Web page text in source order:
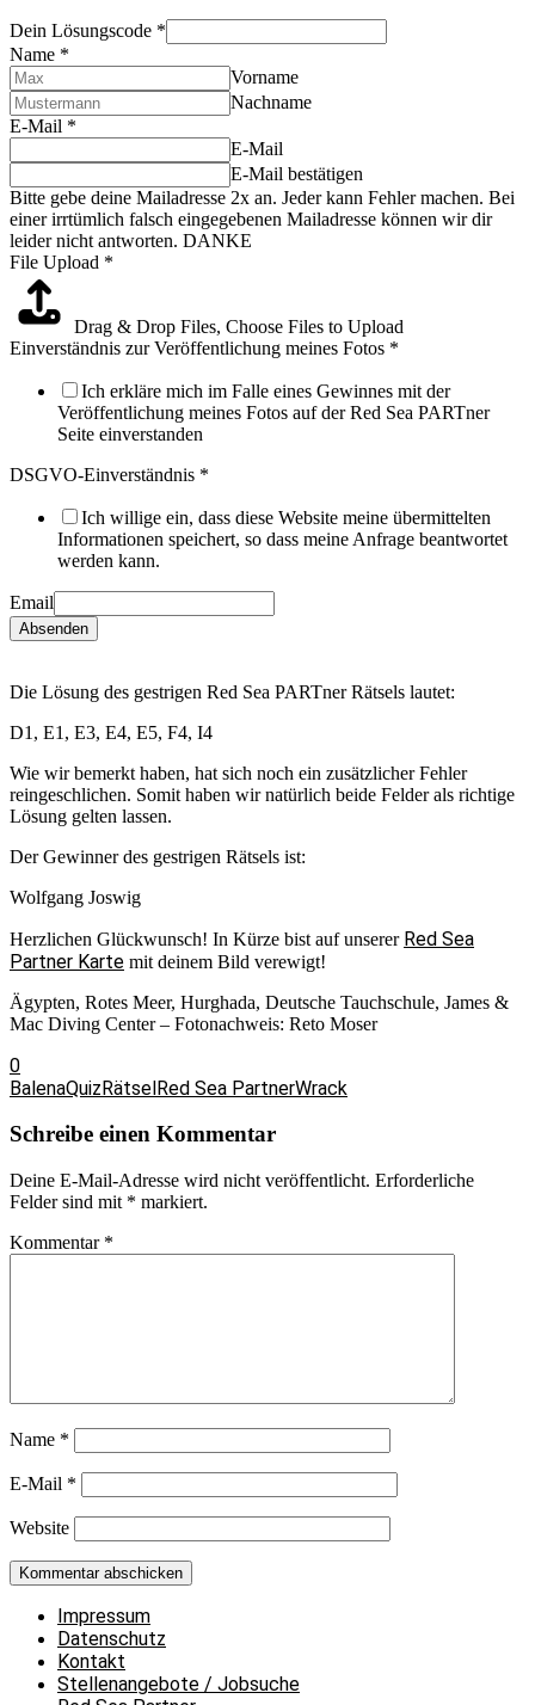
Dein Lösungscode *
Name *
Vorname
Nachname
E-Mail *
E-Mail
E-Mail bestätigen
Bitte gebe deine Mailadresse 2x an. Jeder kann Fehler machen. Bei
einer irrtümlich falsch eingegebenen Mailadresse können wir dir
leider nicht antworten. DANKE
File Upload *
Drag & Drop Files, Choose Files to Upload
Einverständnis zur Veröffentlichung meines Fotos *
Ich erkläre mich im Falle eines Gewinnes mit der
Veröffentlichung meines Fotos auf der Red Sea PARTner
Seite einverstanden
DSGVO-Einverständnis *
Ich willige ein, dass diese Website meine übermittelten
Informationen speichert, so dass meine Anfrage beantwortet
werden kann.
Email
Absenden
Die Lösung des gestrigen Red Sea PARTner Rätsels lautet:
D1, E1, E3, E4, E5, F4, I4
Wie wir bemerkt haben, hat sich noch ein zusätzlicher Fehler
reingeschlichen. Somit haben wir natürlich beide Felder als richtige
Lösung gelten lassen.
Der Gewinner des gestrigen Rätsels ist:
Wolfgang Joswig
Herzlichen Glückwunsch! In Kürze bist auf unserer Red Sea
Partner Karte mit deinem Bild verewigt!
Ägypten, Rotes Meer, Hurghada, Deutsche Tauchschule, James &
Mac Diving Center – Fotonachweis: Reto Moser
0
BalenaQuizRätselRed Sea PartnerWrack
Schreibe einen Kommentar
Deine E-Mail-Adresse wird nicht veröffentlicht. Erforderliche
Felder sind mit * markiert.
Kommentar *
Name *
E-Mail *
Website
Impressum
Datenschutz
Kontakt
Stellenangebote / Jobsuche